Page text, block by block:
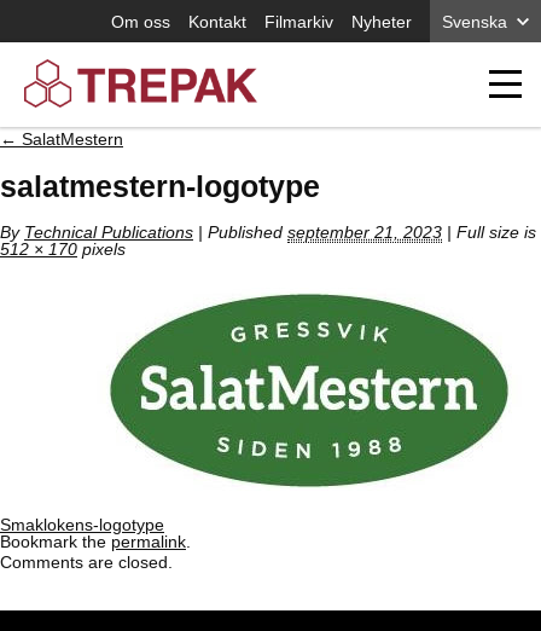
Om oss Kontakt Filmarkiv Nyheter Svenska
← SalatMestern
salatmestern-logotype
By Technical Publications | Published september 21, 2023 | Full size is
512 × 170 pixels
Smaklokens-logotype
Bookmark the permalink
Comments are closed.